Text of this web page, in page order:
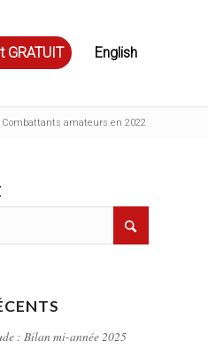
GRATUIT English
amateurs en 2022
: Bilan mi-année 2025